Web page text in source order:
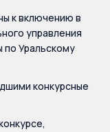
к включению в
управления
по Уральскому
конкурсные